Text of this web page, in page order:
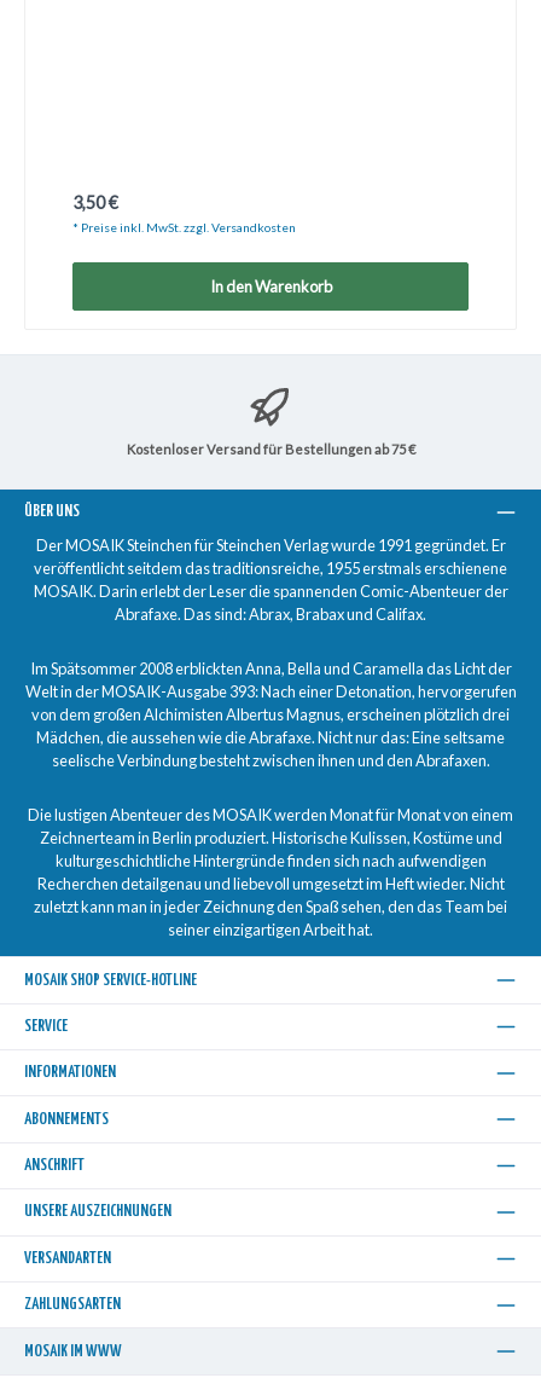
Regulärer Preis:
3,50 €
* Preise inkl. MwSt. zzgl. Versandkosten
In den Warenkorb
Kostenloser Versand für Bestellungen ab 75 €
ÜBER UNS
Der MOSAIK Steinchen für Steinchen Verlag wurde 1991 gegründet. Er
veröffentlicht seitdem das traditionsreiche, 1955 erstmals erschienene
MOSAIK. Darin erlebt der Leser die spannenden Comic-Abenteuer der
Abrafaxe. Das sind: Abrax, Brabax und Califax.
Im Spätsommer 2008 erblickten Anna, Bella und Caramella das Licht der
Welt in der MOSAIK-Ausgabe 393: Nach einer Detonation, hervorgerufen
von dem großen Alchimisten Albertus Magnus, erscheinen plötzlich drei
Mädchen, die aussehen wie die Abrafaxe. Nicht nur das: Eine seltsame
seelische Verbindung besteht zwischen ihnen und den Abrafaxen.
Die lustigen Abenteuer des MOSAIK werden Monat für Monat von einem
Zeichnerteam in Berlin produziert. Historische Kulissen, Kostüme und
kulturgeschichtliche Hintergründe finden sich nach aufwendigen
Recherchen detailgenau und liebevoll umgesetzt im Heft wieder. Nicht
zuletzt kann man in jeder Zeichnung den Spaß sehen, den das Team bei
seiner einzigartigen Arbeit hat.
MOSAIK SHOP SERVICE-HOTLINE
SERVICE
INFORMATIONEN
ABONNEMENTS
ANSCHRIFT
UNSERE AUSZEICHNUNGEN
VERSANDARTEN
ZAHLUNGSARTEN
MOSAIK IM WWW